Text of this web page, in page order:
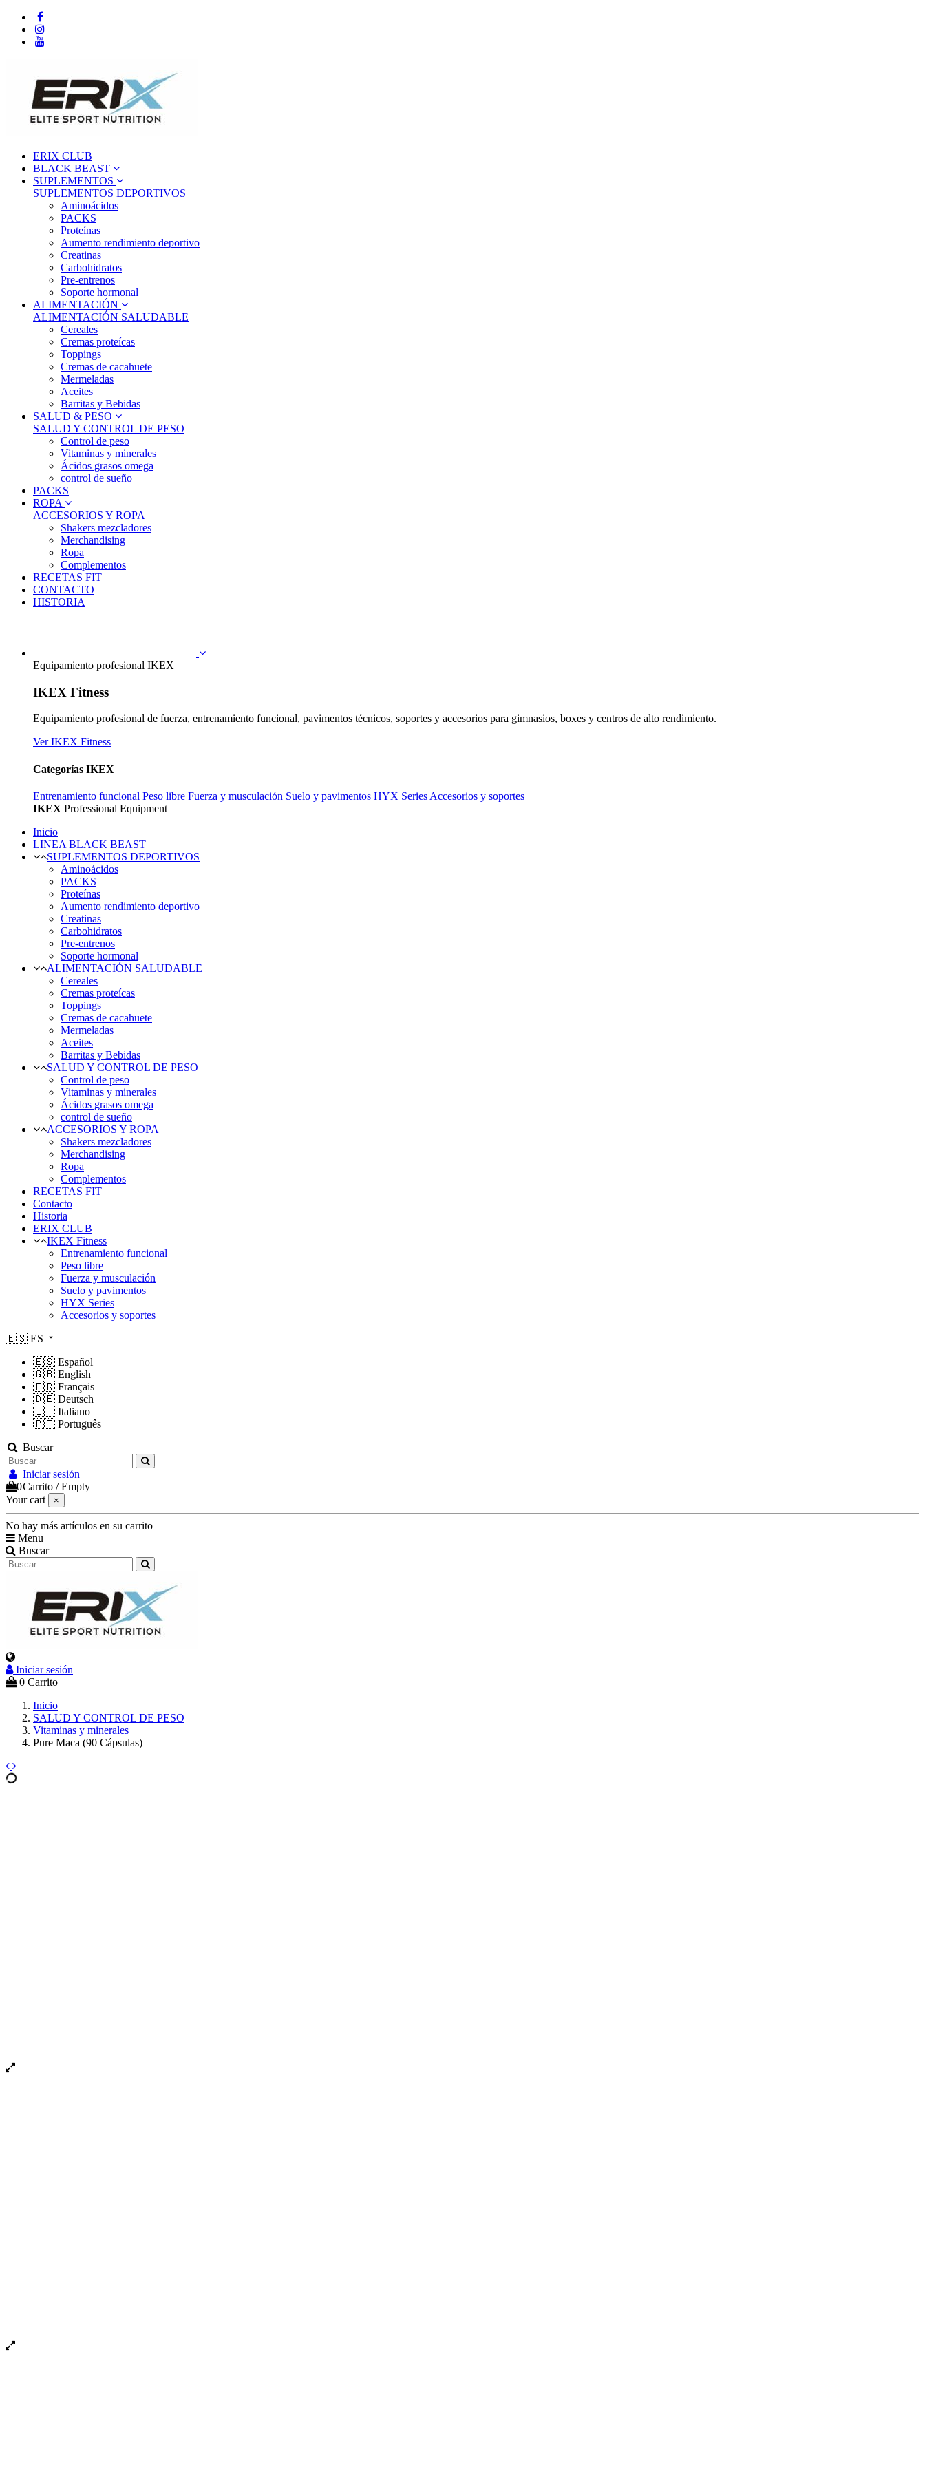
ERIX CLUB
BLACK BEAST
SUPLEMENTOS
SUPLEMENTOS DEPORTIVOS
Aminoácidos
PACKS
Proteínas
Aumento rendimiento deportivo
Creatinas
Carbohidratos
Pre-entrenos
Soporte hormonal
ALIMENTACIÓN
ALIMENTACIÓN SALUDABLE
Cereales
Cremas proteícas
Toppings
Cremas de cacahuete
Mermeladas
Aceites
Barritas y Bebidas
SALUD & PESO
SALUD Y CONTROL DE PESO
Control de peso
Vitaminas y minerales
Ácidos grasos omega
control de sueño
PACKS
ROPA
ACCESORIOS Y ROPA
Shakers mezcladores
Merchandising
Ropa
Complementos
RECETAS FIT
CONTACTO
HISTORIA
Equipamiento profesional IKEX
IKEX Fitness
Equipamiento profesional de fuerza, entrenamiento funcional, pavimentos técnicos, soportes y accesorios para gimnasios, boxes y centros de alto rendimiento.
Ver IKEX Fitness
Categorías IKEX
Entrenamiento funcional Peso libre Fuerza y musculación Suelo y pavimentos HYX Series Accesorios y soportes
IKEX Professional Equipment
Inicio
LINEA BLACK BEAST
SUPLEMENTOS DEPORTIVOS
Aminoácidos
PACKS
Proteínas
Aumento rendimiento deportivo
Creatinas
Carbohidratos
Pre-entrenos
Soporte hormonal
ALIMENTACIÓN SALUDABLE
Cereales
Cremas proteícas
Toppings
Cremas de cacahuete
Mermeladas
Aceites
Barritas y Bebidas
SALUD Y CONTROL DE PESO
Control de peso
Vitaminas y minerales
Ácidos grasos omega
control de sueño
ACCESORIOS Y ROPA
Shakers mezcladores
Merchandising
Ropa
Complementos
RECETAS FIT
Contacto
Historia
ERIX CLUB
IKEX Fitness
Entrenamiento funcional
Peso libre
Fuerza y musculación
Suelo y pavimentos
HYX Series
Accesorios y soportes
🇪🇸 ES
🇪🇸 Español
🇬🇧 English
🇫🇷 Français
🇩🇪 Deutsch
🇮🇹 Italiano
🇵🇹 Português
Buscar
Iniciar sesión
0Carrito /Empty
Your cart
×
No hay más artículos en su carrito
Menu
Buscar
Iniciar sesión
0 Carrito
Inicio
SALUD Y CONTROL DE PESO
Vitaminas y minerales
Pure Maca (90 Cápsulas)